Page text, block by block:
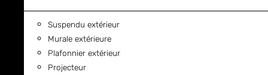
Suspendu extérieur
Murale extérieure
Plafonnier extérieur
Projecteur